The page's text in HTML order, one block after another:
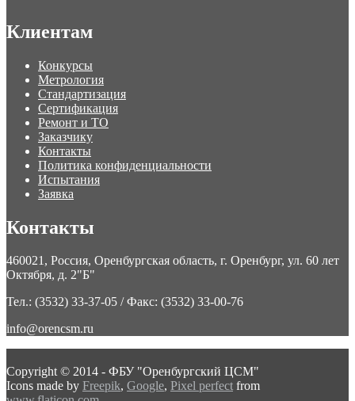
Клиентам
Конкурсы
Метрология
Стандартизация
Сертификация
Ремонт и ТО
Заказчику
Контакты
Политика конфиденциальности
Испытания
Заявка
Контакты
460021, Россия, Оренбургская область, г. Оренбург, ул. 60 лет
Октября, д. 2"Б"
Тел.: (3532) 33-37-05 / Факс: (3532) 33-00-76
info@orencsm.ru
Copyright © 2014 - ФБУ "Оренбургский ЦСМ"
Icons made by Freepik, Google, Pixel perfect from